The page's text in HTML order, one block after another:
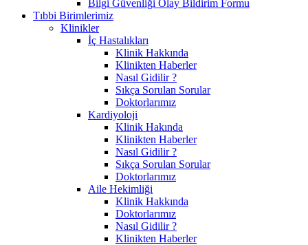
Bilgi Güvenliği Olay Bildirim Formu
Tıbbi Birimlerimiz
Klinikler
İç Hastalıkları
Klinik Hakkında
Klinikten Haberler
Nasıl Gidilir ?
Sıkça Sorulan Sorular
Doktorlarımız
Kardiyoloji
Klinik Hakında
Klinikten Haberler
Nasıl Gidilir ?
Sıkça Sorulan Sorular
Doktorlarımız
Aile Hekimliği
Klinik Hakkında
Doktorlarımız
Nasıl Gidilir ?
Klinikten Haberler